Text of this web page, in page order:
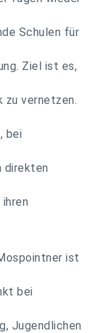
Schulen für
Ziel ist es,
zu vernetzen.
bei
direkten
ist
bei
Jugendlichen